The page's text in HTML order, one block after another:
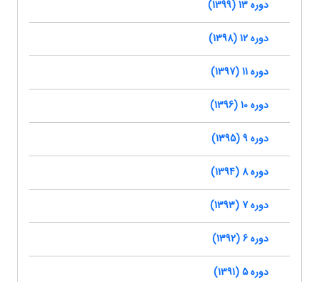
دوره 13 (1399)
دوره 12 (1398)
دوره 11 (1397)
دوره 10 (1396)
دوره 9 (1395)
دوره 8 (1394)
دوره 7 (1393)
دوره 6 (1392)
دوره 5 (1391)